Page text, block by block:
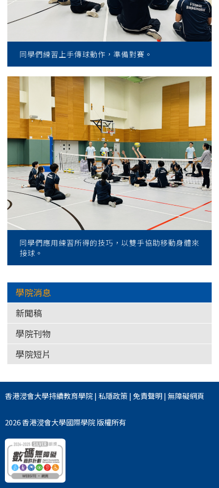
同學們練習上手傳球動作，準備對賽。
同學們應用練習所得的技巧，以雙手協助移動身體來
接球。
學院消息
新聞稿
學院刊物
學院短片
香港浸會大學持續教育學院| 私隱政策|免責聲明|無障礙網頁
2026 香港浸會大學國際學院 版權所有